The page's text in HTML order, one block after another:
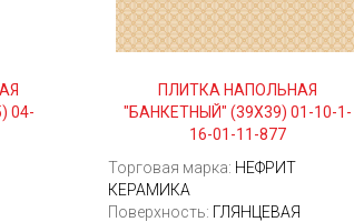
04-
ПЛИТКА НАПОЛЬНАЯ
"БАНКЕТНЫЙ" (39Х39) 01-10-1-
16-01-11-877
Торговая марка: НЕФРИТ
КЕРАМИКА
Поверхность: ГЛЯНЦЕВАЯ